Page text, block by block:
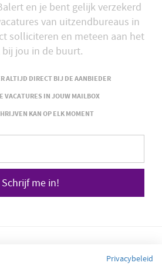
en je bent gelijk verzekerd
van uitzendbureaus in
solliciteren en meteen aan het
jou in de buurt.
ALTIJD DIRECT BIJ DE AANBIEDER
VACATURES IN JOUW MAILBOX
KAN OP ELK MOMENT
Schrijf me in!
Privacybeleid